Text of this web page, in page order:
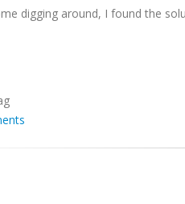
digging around, I found the